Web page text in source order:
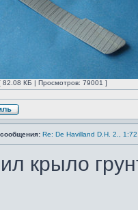
82.08 КБ | Просмотров: 79001 ]
Re: De Havilland D.H. 2.,
крыло